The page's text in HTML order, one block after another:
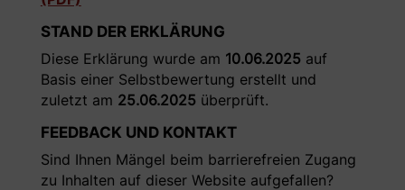
STAND DER ERKLÄRUNG
Diese Erklärung wurde am 10.06.2025 auf
Basis einer Selbstbewertung erstellt und
zuletzt am 25.06.2025 überprüft.
FEEDBACK UND KONTAKT
Sind Ihnen Mängel beim barrierefreien Zugang
zu Inhalten auf dieser Website aufgefallen?